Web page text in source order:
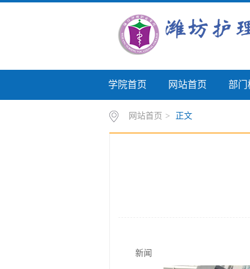
学院首页 网站首页 部门
网站首页 > 正文
新闻